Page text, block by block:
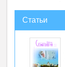
Статьи